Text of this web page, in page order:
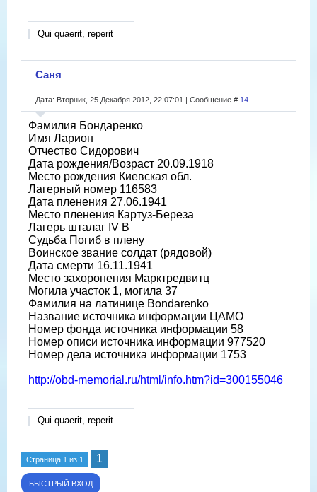
Qui quaerit, reperit
Саня
Дата: Вторник, 25 Декабря 2012, 22:07:01 | Сообщение # 14
Фамилия Бондаренко
Имя Ларион
Отчество Сидорович
Дата рождения/Возраст 20.09.1918
Место рождения Киевская обл.
Лагерный номер 116583
Дата пленения 27.06.1941
Место пленения Картуз-Береза
Лагерь шталаг IV B
Судьба Погиб в плену
Воинское звание солдат (рядовой)
Дата смерти 16.11.1941
Место захоронения Марктредвитц
Могила участок 1, могила 37
Фамилия на латинице Bondarenko
Название источника информации ЦАМО
Номер фонда источника информации 58
Номер описи источника информации 977520
Номер дела источника информации 1753
http://obd-memorial.ru/html/info.htm?id=300155046
Qui quaerit, reperit
Страница 1 из 1 1